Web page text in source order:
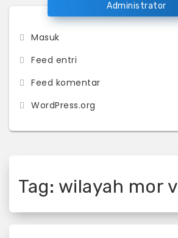
Administrator
Masuk
Feed entri
Feed komentar
WordPress.org
Tag: wilayah mor v